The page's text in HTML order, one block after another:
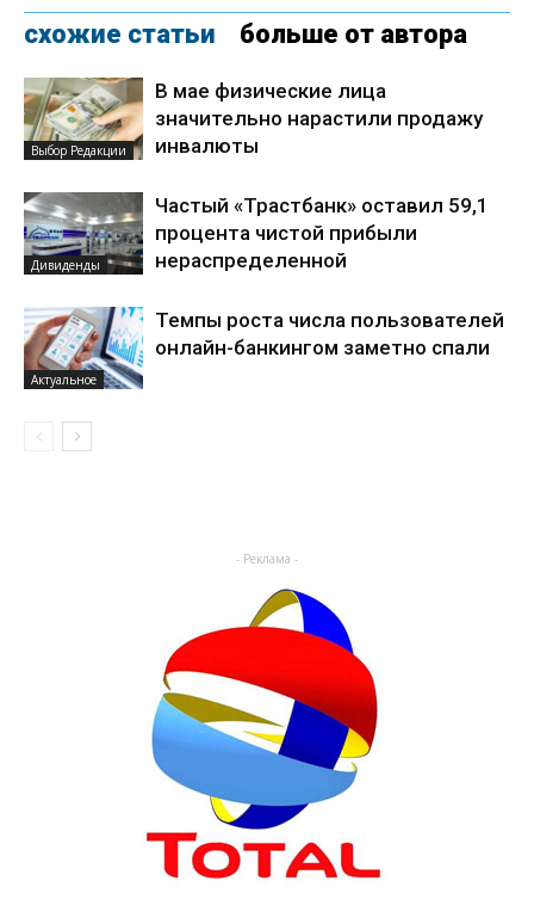
схожие статьи больше от автора
Выбор Редакции
В мае физические лица
значительно нарастили продажу
инвалюты
Дивиденды
Частый «Трастбанк» оставил 59,1
процента чистой прибыли
нераспределенной
Актуальное
Темпы роста числа пользователей
онлайн-банкингом заметно спали
- Реклама -